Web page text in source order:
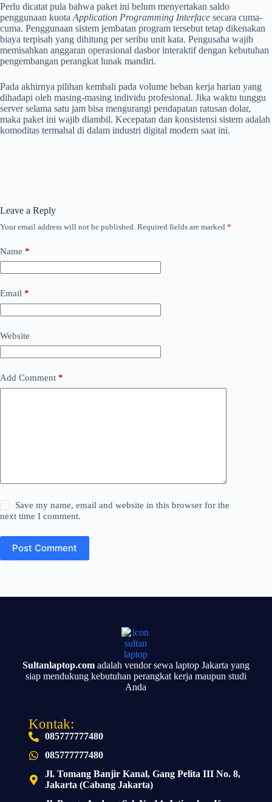
Perlu dicatat pula bahwa paket ini belum menyertakan saldo
penggunaan kuota Application Programming Interface secara cuma-
cuma. Penggunaan sistem jembatan program tersebut tetap dikenakan
biaya terpisah yang dihitung per seribu unit kata. Pengusaha wajib
memisahkan anggaran operasional dasbor interaktif dengan kebutuhan
pengembangan perangkat lunak mandiri.
Pada akhirnya pilihan kembali pada volume beban kerja harian yang
dihadapi oleh masing-masing individu profesional. Jika waktu tunggu
server selama satu jam bisa mengurangi pendapatan ratusan dolar,
maka paket ini wajib diambil. Kecepatan dan konsistensi sistem adalah
komoditas termahal di dalam industri digital modern saat ini.
Leave a Reply
Your email address will not be published. Required fields are marked *
Name *
Email *
Website
Add Comment *
Save my name, email and website in this browser for the
next time I comment.
Post Comment
Sultanlaptop.comadalah vendor sewa laptop Jakarta yang
siap mendukung kebutuhan perangkat kerja maupun studi
Anda
Kontak:
085777777480
085777777480
Jl. Tomang Banjir Kanal, Gang Pelita III No. 8,
Jakarta (Cabang Jakarta)